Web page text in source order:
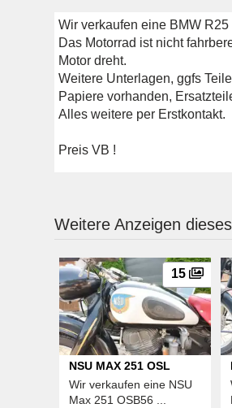
Wir verkaufen eine BMW
Das Motorrad ist nicht
Motor dreht.
Weitere Unterlagen, ggfs
Papiere vorhanden,
Alles weitere per Erstkontakt.
Preis VB !
Weitere Anzeigen
15
NSU MAX 251 OSL
Wir verkaufen eine NSU
Max 251 OSB56 ...